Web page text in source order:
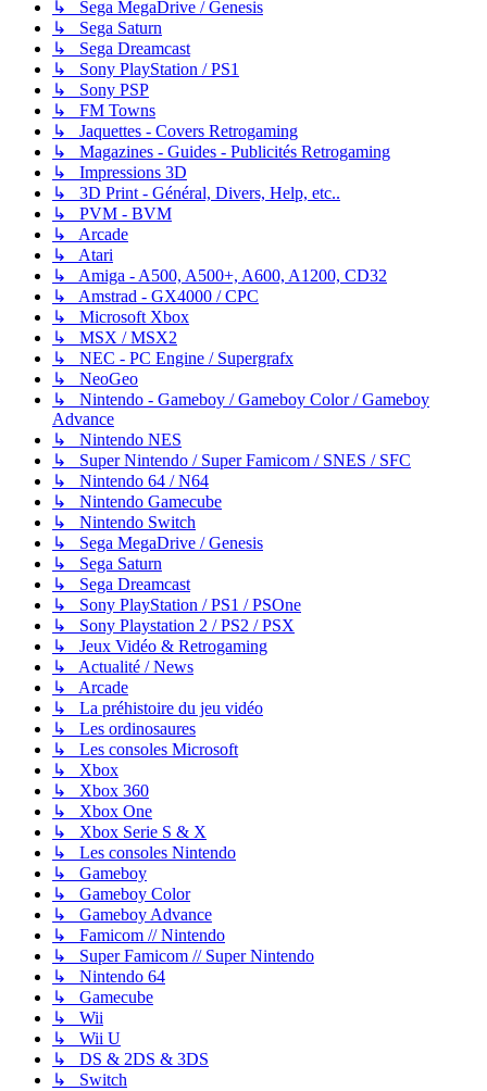
↳ Sega MegaDrive / Genesis
↳ Sega Saturn
↳ Sega Dreamcast
↳ Sony PlayStation / PS1
↳ Sony PSP
↳ FM Towns
↳ Jaquettes - Covers Retrogaming
↳ Magazines - Guides - Publicités Retrogaming
↳ Impressions 3D
↳ 3D Print - Général, Divers, Help, etc..
↳ PVM - BVM
↳ Arcade
↳ Atari
↳ Amiga - A500, A500+, A600, A1200, CD32
↳ Amstrad - GX4000 / CPC
↳ Microsoft Xbox
↳ MSX / MSX2
↳ NEC - PC Engine / Supergrafx
↳ NeoGeo
↳ Nintendo - Gameboy / Gameboy Color / Gameboy
Advance
↳ Nintendo NES
↳ Super Nintendo / Super Famicom / SNES / SFC
↳ Nintendo 64 / N64
↳ Nintendo Gamecube
↳ Nintendo Switch
↳ Sega MegaDrive / Genesis
↳ Sega Saturn
↳ Sega Dreamcast
↳ Sony PlayStation / PS1 / PSOne
↳ Sony Playstation 2 / PS2 / PSX
↳ Jeux Vidéo & Retrogaming
↳ Actualité / News
↳ Arcade
↳ La préhistoire du jeu vidéo
↳ Les ordinosaures
↳ Les consoles Microsoft
↳ Xbox
↳ Xbox 360
↳ Xbox One
↳ Xbox Serie S & X
↳ Les consoles Nintendo
↳ Gameboy
↳ Gameboy Color
↳ Gameboy Advance
↳ Famicom // Nintendo
↳ Super Famicom // Super Nintendo
↳ Nintendo 64
↳ Gamecube
↳ Wii
↳ Wii U
↳ DS & 2DS & 3DS
↳ Switch